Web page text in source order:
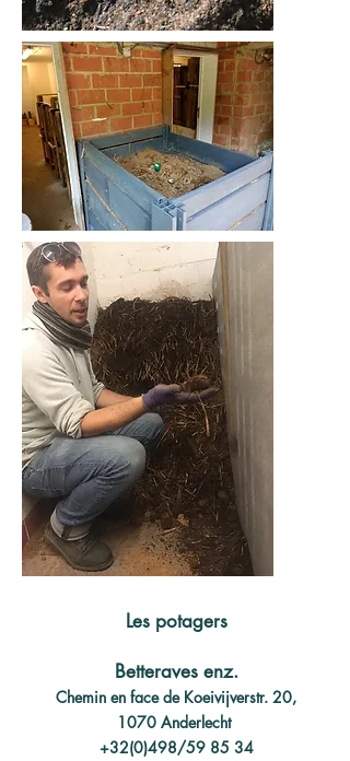
Les potagers
Betteraves enz.
Chemin en face de Koeivijverstr. 20,
1070 Anderlecht
+32(0)498/59 85 34